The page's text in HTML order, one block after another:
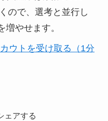
ので、選考と並行し
やせます。
ウトを受け取る（1分
ェアする